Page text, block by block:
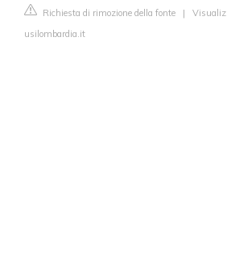
Richiesta di rimozione della fonte |
usilombardia.it